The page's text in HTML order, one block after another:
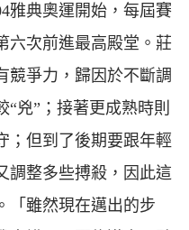
雅典奧運開始，每屆賽
六次前進最高殿堂。莊
競爭力，歸因於不斷調
兇”；接著更成熟時則
；但到了後期要跟年輕
調整多些搏殺，因此這
「雖然現在邁出的步